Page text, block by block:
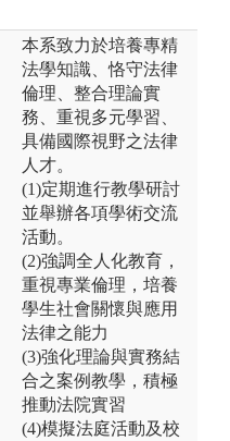
本系致力於培養專精
法學知識、恪守法律
倫理、整合理論實
務、重視多元學習、
具備國際視野之法律
人才。
(1)定期進行教學研討
並舉辦各項學術交流
活動。
(2)強調全人化教育，
重視專業倫理，培養
學生社會關懷與應用
法律之能力
(3)強化理論與實務結
合之案例教學，積極
推動法院實習
(4)模擬法庭活動及校